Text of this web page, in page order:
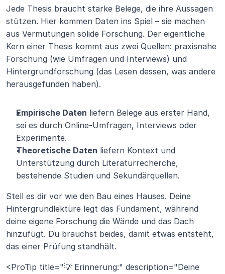
Jede Thesis braucht starke Belege, die ihre Aussagen
stützen. Hier kommen Daten ins Spiel – sie machen
aus Vermutungen solide Forschung. Der eigentliche
Kern einer Thesis kommt aus zwei Quellen: praxisnahe
Forschung (wie Umfragen und Interviews) und
Hintergrundforschung (das Lesen dessen, was andere
herausgefunden haben).
Empirische Daten liefern Belege aus erster Hand,
sei es durch Online-Umfragen, Interviews oder
Experimente.
Theoretische Daten liefern Kontext und
Unterstützung durch Literaturrecherche,
bestehende Studien und Sekundärquellen.
Stell es dir vor wie den Bau eines Hauses. Deine
Hintergrundlektüre legt das Fundament, während
deine eigene Forschung die Wände und das Dach
hinzufügt. Du brauchst beides, damit etwas entsteht,
das einer Prüfung standhält.
<ProTip title="💡 Erinnerung:" description="Deine